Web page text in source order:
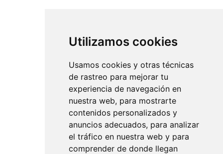
Utilizamos cookies
Usamos cookies y otras técnicas
de rastreo para mejorar tu
experiencia de navegación en
nuestra web, para mostrarte
contenidos personalizados y
anuncios adecuados, para analizar
el tráfico en nuestra web y para
comprender de donde llegan